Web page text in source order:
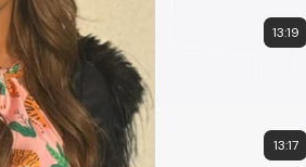
13:19
13:17